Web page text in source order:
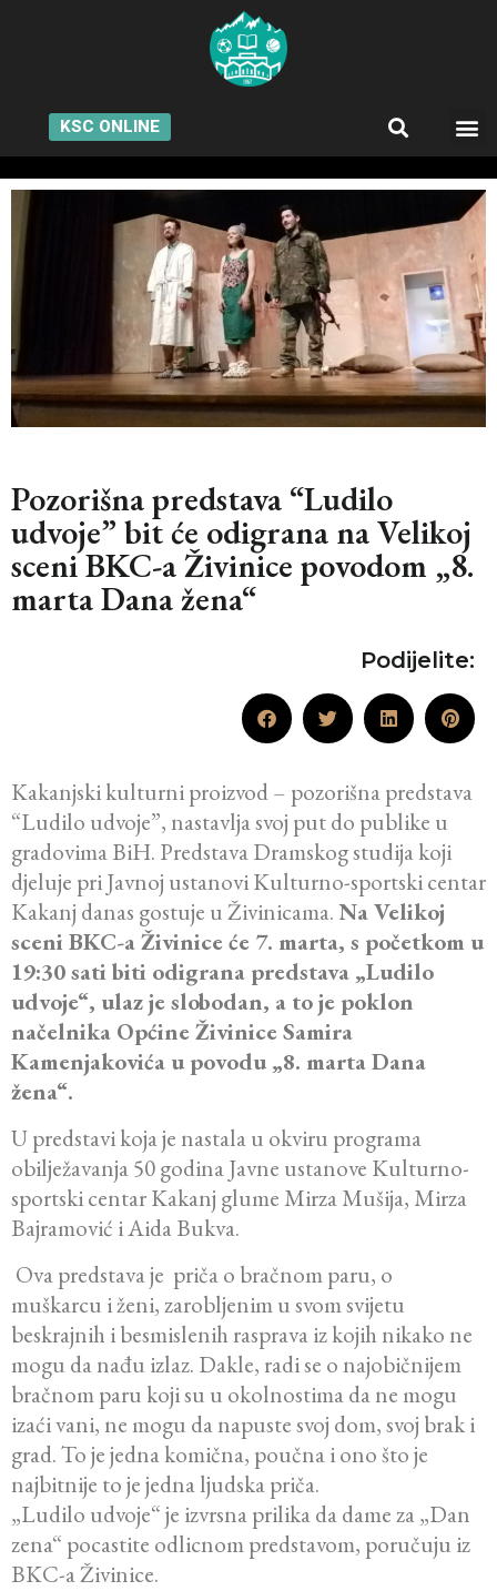
KSC ONLINE
Pozorišna predstava “Ludilo
udvoje” bit će odigrana na Velikoj
sceni BKC-a Živinice povodom „8.
marta Dana žena“
Podijelite:
Kakanjski kulturni proizvod – pozorišna predstava
“Ludilo udvoje”, nastavlja svoj put do publike u
gradovima BiH. Predstava Dramskog studija koji
djeluje pri Javnoj ustanovi Kulturno-sportski centar
Kakanj danas gostuje u Živinicama.Na Velikoj
sceni BKC-a Živinice će 7. marta, s početkom u
19:30 sati biti odigrana predstava „Ludilo
udvoje“, ulaz je slobodan, a to je poklon
načelnika Općine Živinice Samira
Kamenjakovića u povodu „8. marta Dana
žena“.
U predstavi koja je nastala u okviru programa
obilježavanja 50 godina Javne ustanove Kulturno-
sportski centar Kakanj glume Mirza Mušija, Mirza
Bajramović i Aida Bukva.
Ova predstava je priča o bračnom paru, o
muškarcu i ženi, zarobljenim u svom svijetu
beskrajnih i besmislenih rasprava iz kojih nikako ne
mogu da nađu izlaz. Dakle, radi se o najobičnijem
bračnom paru koji su u okolnostima da ne mogu
izaći vani, ne mogu da napuste svoj dom, svoj brak i
grad. To je jedna komična, poučna i ono što je
najbitnije to je jedna ljudska priča.
„Ludilo udvoje“ je izvrsna prilika da dame za „Dan
zena“ pocastite odlicnom predstavom, poručuju iz
BKC-a Živinice.